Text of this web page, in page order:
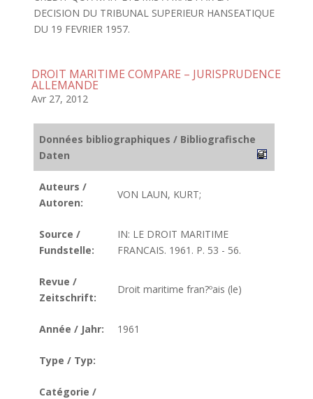
DECISION DU TRIBUNAL SUPERIEUR HANSEATIQUE
DU 19 FEVRIER 1957.
DROIT MARITIME COMPARE – JURISPRUDENCE
ALLEMANDE
Avr 27, 2012
Données bibliographiques / Bibliografische
Daten
Auteurs /
Autoren:
VON LAUN, KURT;
Source /
Fundstelle:
IN: LE DROIT MARITIME
FRANCAIS. 1961. P. 53 - 56.
Revue /
Zeitschrift:
Droit maritime fran?ºais (le)
Année / Jahr: 1961
Type / Typ:
Catégorie /